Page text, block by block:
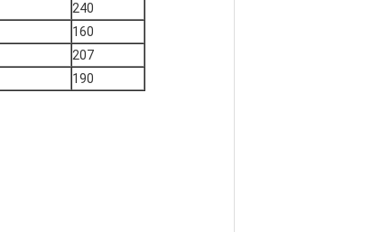
240
160
207
190